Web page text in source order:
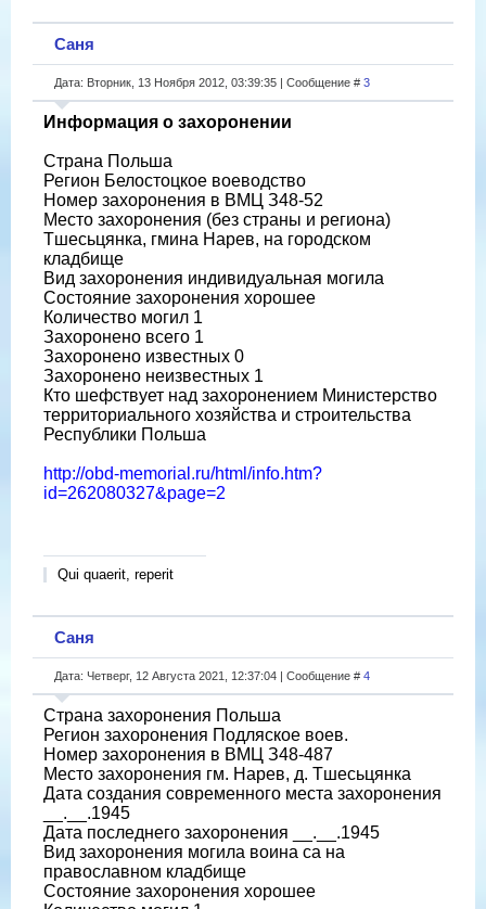
Саня
Дата: Вторник, 13 Ноября 2012, 03:39:35 | Сообщение # 3
Информация о захоронении
Страна Польша
Регион Белостоцкое воеводство
Номер захоронения в ВМЦ З48-52
Место захоронения (без страны и региона)
Тшесьцянка, гмина Нарев, на городском
кладбище
Вид захоронения индивидуальная могила
Состояние захоронения хорошее
Количество могил 1
Захоронено всего 1
Захоронено известных 0
Захоронено неизвестных 1
Кто шефствует над захоронением Министерство
территориального хозяйства и строительства
Республики Польша
http://obd-memorial.ru/html/info.htm?
id=262080327&page=2
Qui quaerit, reperit
Саня
Дата: Четверг, 12 Августа 2021, 12:37:04 | Сообщение # 4
Страна захоронения Польша
Регион захоронения Подляское воев.
Номер захоронения в ВМЦ З48-487
Место захоронения гм. Нарев, д. Тшесьцянка
Дата создания современного места захоронения
__.__.1945
Дата последнего захоронения __.__.1945
Вид захоронения могила воина са на
православном кладбище
Состояние захоронения хорошее